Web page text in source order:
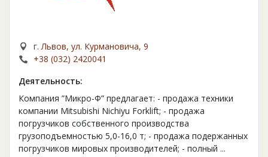
г. Львов, ул. Курмановича, 9
+38 (032) 2420041
Деятельность:
Компания ”Микро-Ф” предлагает: - продажа техники
компании Mitsubishi Nichiyu Forklift; - продажа
погрузчиков собственного производства
грузоподъемностью 5,0-16,0 т; - продажа подержанных
погрузчиков мировых производителей; - полный ...